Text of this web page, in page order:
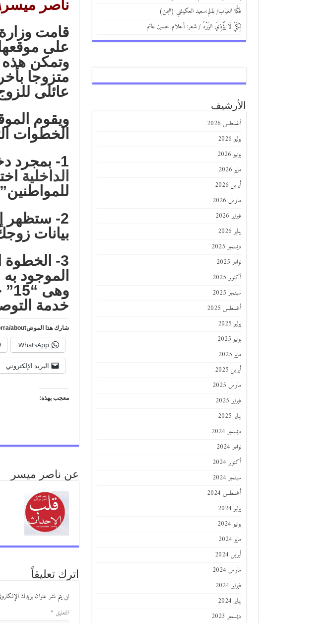
ناصر
قامت
على
وتمكن هذه
متزوجا
عائلى
ويقوم
الخطوات
1- بمجرد دخولك على
الداخلية
2- ستظهر
بيانات زوجك فى الـ 4
3-
الموجود به
خدمة
شارك هذا الموضhttps://web.facebook.com/afaqhorra/aboutوع:https://www.pinterest.com/?autologin=true
WhatsApp
البريد الإلكتروني
معجب بهذه:
عن ناصر ميسر
اترك تعليقاً
لن يتم نشر عنوان بريدك
التعليق *
فكَّة الغياب/ بقلم:سعيد العكيشي (اليمن)
لِكَيْ لَا يُؤْذِيَ الوَرْدُ / شعر: أحلام حسين غانم
الأرشيف
أغسطس 2026
يوليو 2026
يونيو 2026
مايو 2026
أبريل 2026
مارس 2026
فبراير 2026
يناير 2026
ديسمبر 2025
نوفمبر 2025
أكتوبر 2025
سبتمبر 2025
أغسطس 2025
يوليو 2025
يونيو 2025
مايو 2025
أبريل 2025
مارس 2025
فبراير 2025
يناير 2025
ديسمبر 2024
نوفمبر 2024
أكتوبر 2024
سبتمبر 2024
أغسطس 2024
يوليو 2024
يونيو 2024
مايو 2024
أبريل 2024
مارس 2024
فبراير 2024
يناير 2024
ديسمبر 2023